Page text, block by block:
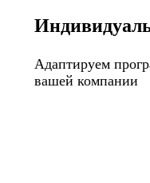
Адаптируем
вашей компании